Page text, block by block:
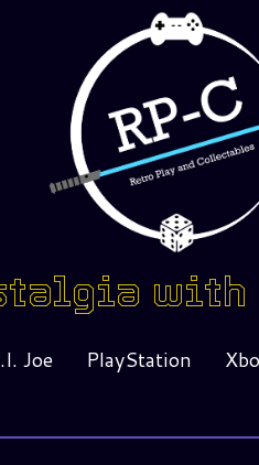
Joe PlayStation